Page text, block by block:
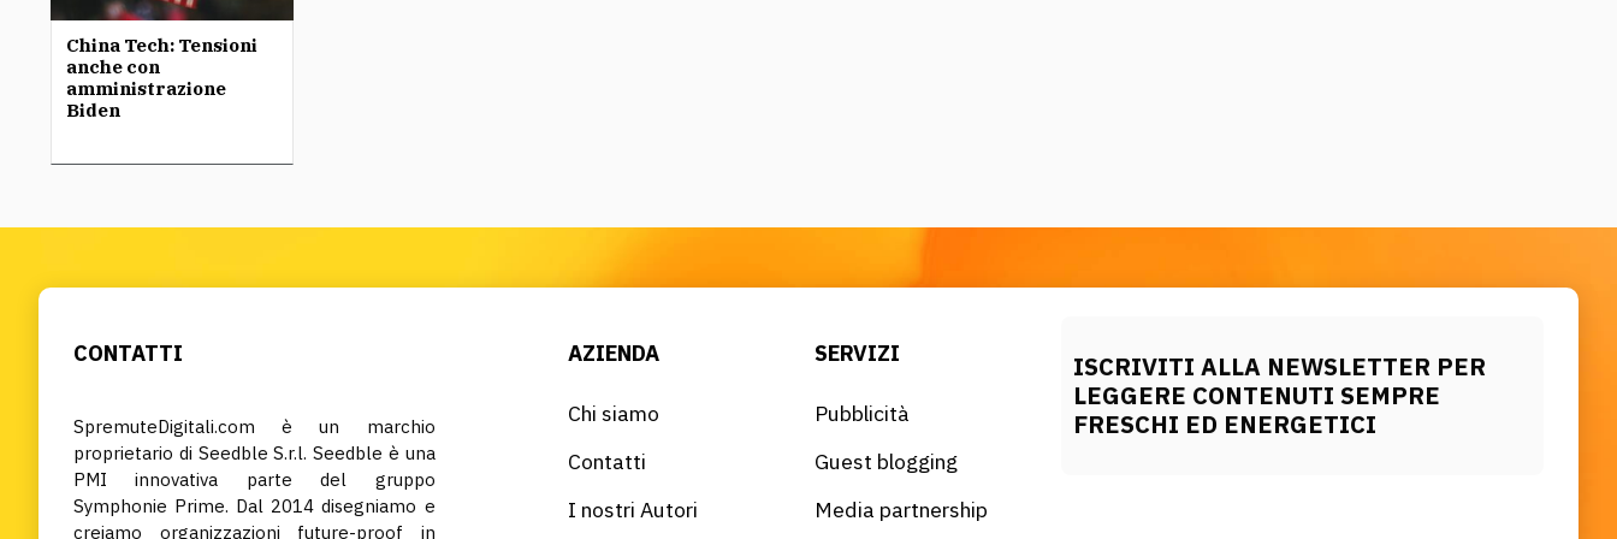
China Tech: Tensioni
anche con
amministrazione
Biden
CONTATTI
SpremuteDigitali.com è un marchio
proprietario di Seedble S.r.l. Seedble è una
PMI innovativa parte del gruppo
Symphonie Prime. Dal 2014 disegniamo e
creiamo organizzazioni future-proof in
AZIENDA
Chi siamo
Contatti
I nostri Autori
SERVIZI
Pubblicità
Guest blogging
Media partnership
ISCRIVITI ALLA NEWSLETTER PER
LEGGERE CONTENUTI SEMPRE
FRESCHI ED ENERGETICI